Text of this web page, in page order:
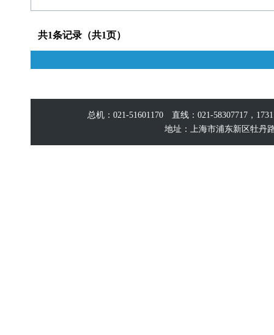
共1条记录（共1页）
总机：021-51601170 直线：021-58307717，
地址：上海市浦东新区牡丹